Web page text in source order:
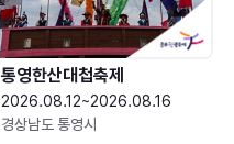
통영한산대첩축제
2026.08.12~2026.08.16
경상남도 통영시